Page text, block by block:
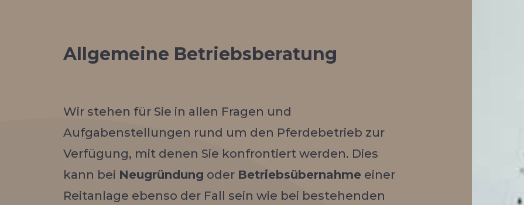
Allgemeine Betriebsberatung
Wir stehen für Sie in allen Fragen und
Aufgabenstellungen rund um den Pferdebetrieb zur
Verfügung, mit denen Sie konfrontiert werden. Dies
kann bei Neugründung oder Betriebsübernahme einer
Reitanlage ebenso der Fall sein wie bei bestehenden